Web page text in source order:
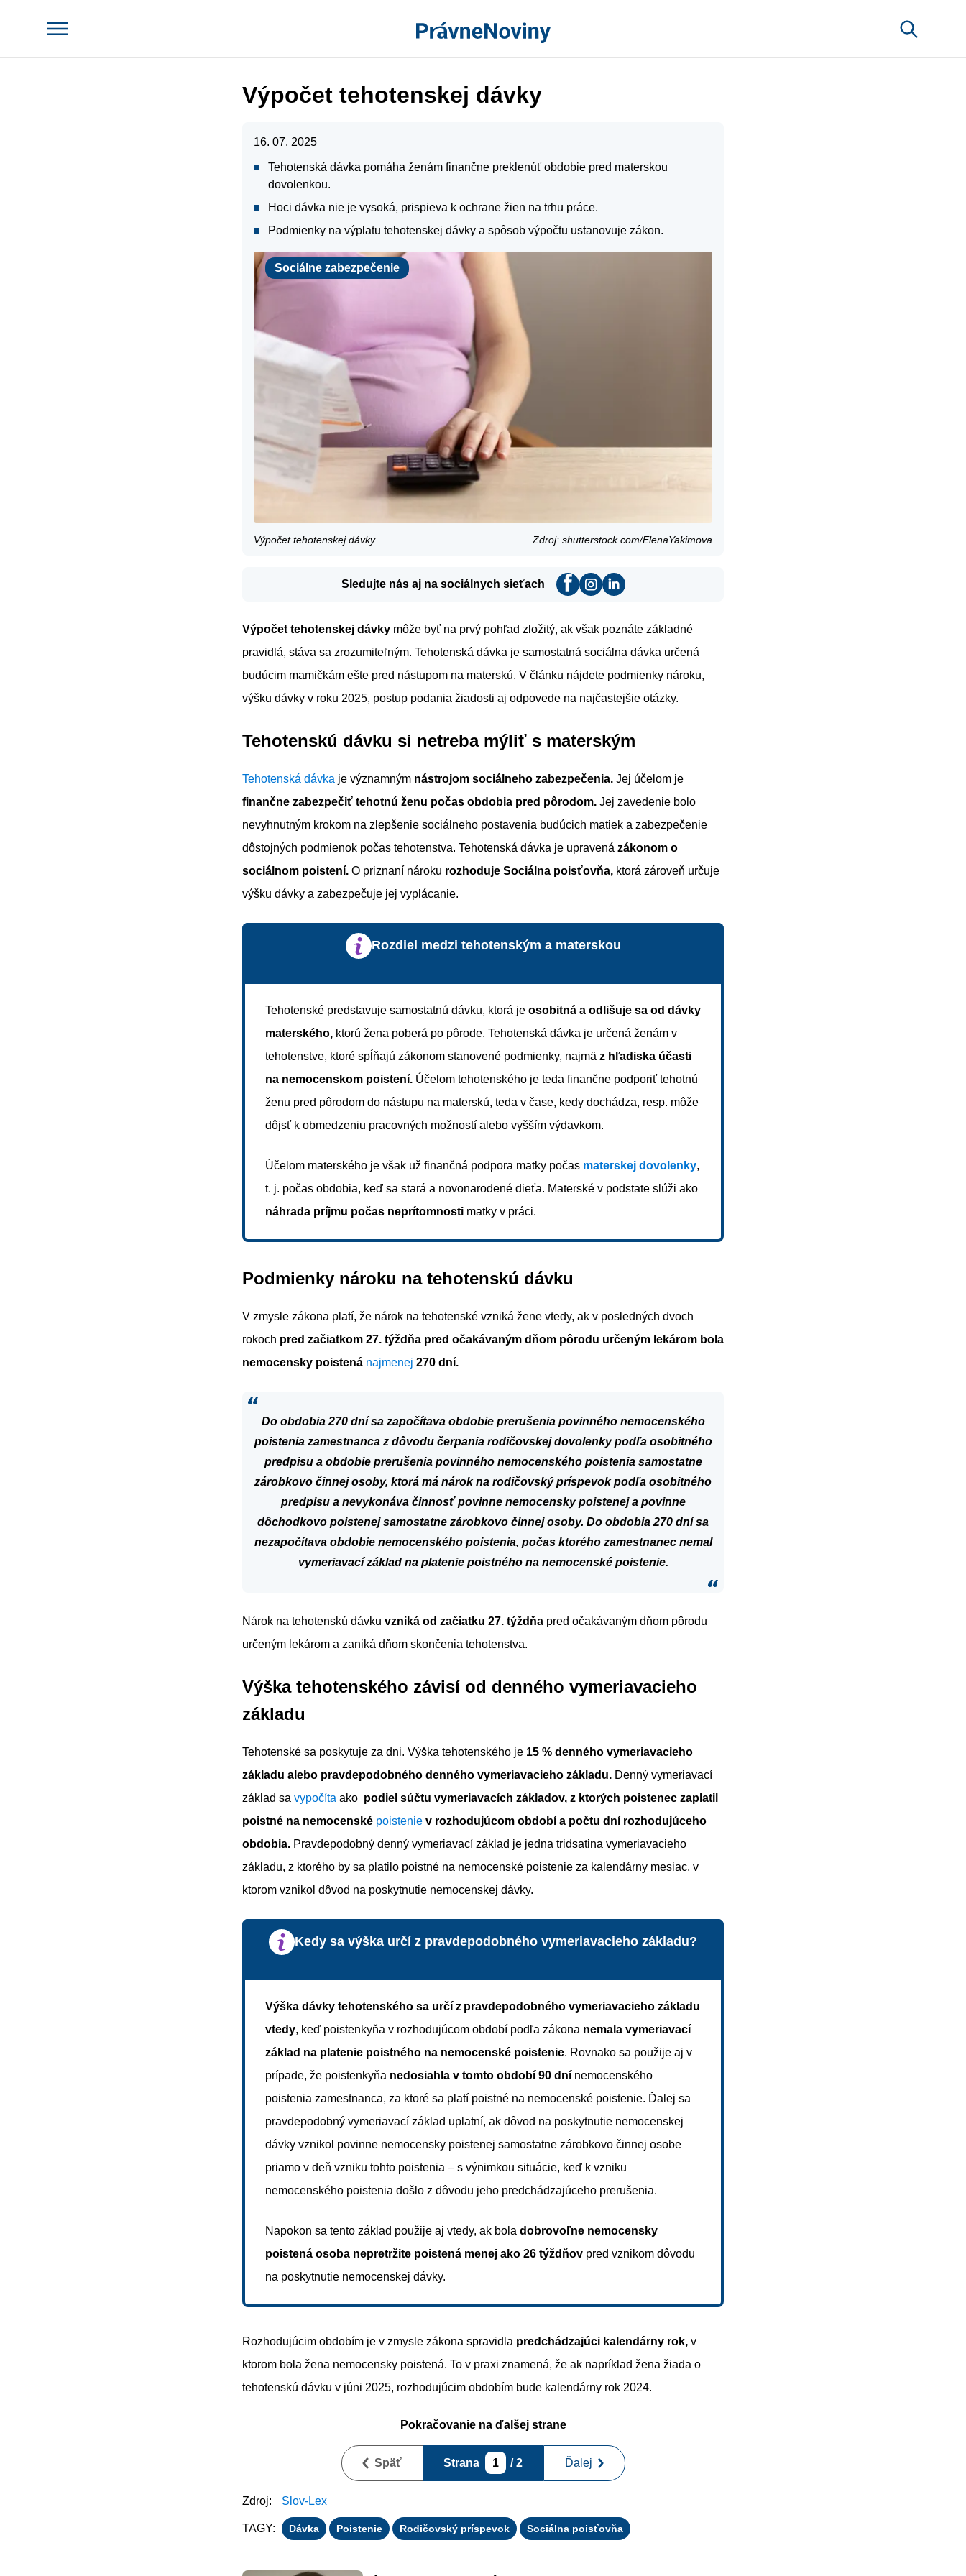
Výpočet tehotenskej dávky
16. 07. 2025
Tehotenská dávka pomáha ženám finančne preklenúť obdobie pred materskou
dovolenkou.
Hoci dávka nie je vysoká, prispieva k ochrane žien na trhu práce.
Podmienky na výplatu tehotenskej dávky a spôsob výpočtu ustanovuje zákon.
Sociálne zabezpečenie
Sociálne zabezpečenie
Výpočet tehotenskej dávky Zdroj: shutterstock.com/ElenaYakimova
Sledujte nás aj na sociálnych sieťach
Výpočet tehotenskej dávky môže byť na prvý pohľad zložitý, ak však poznáte základné
pravidlá, stáva sa zrozumiteľným. Tehotenská dávka je samostatná sociálna dávka určená
budúcim mamičkám ešte pred nástupom na materskú. V článku nájdete podmienky nároku,
výšku dávky v roku 2025, postup podania žiadosti aj odpovede na najčastejšie otázky.
Tehotenskú dávku si netreba mýliť s materským
Tehotenská dávka je významným nástrojom sociálneho zabezpečenia. Jej účelom je
finančne zabezpečiť tehotnú ženu počas obdobia pred pôrodom. Jej zavedenie bolo
nevyhnutným krokom na zlepšenie sociálneho postavenia budúcich matiek a zabezpečenie
dôstojných podmienok počas tehotenstva. Tehotenská dávka je upravená zákonom o
sociálnom poistení. O priznaní nároku rozhoduje Sociálna poisťovňa, ktorá zároveň určuje
výšku dávky a zabezpečuje jej vyplácanie.
Rozdiel medzi tehotenským a materskou
Tehotenské predstavuje samostatnú dávku, ktorá je osobitná a odlišuje sa od dávky
materského, ktorú žena poberá po pôrode. Tehotenská dávka je určená ženám v
tehotenstve, ktoré spĺňajú zákonom stanovené podmienky, najmä z hľadiska účasti
na nemocenskom poistení. Účelom tehotenského je teda finančne podporiť tehotnú
ženu pred pôrodom do nástupu na materskú, teda v čase, kedy dochádza, resp. môže
dôjsť k obmedzeniu pracovných možností alebo vyšším výdavkom.
Účelom materského je však už finančná podpora matky počas materskej dovolenky,
t. j. počas obdobia, keď sa stará a novonarodené dieťa. Materské v podstate slúži ako
náhrada príjmu počas neprítomnosti matky v práci.
Podmienky nároku na tehotenskú dávku
V zmysle zákona platí, že nárok na tehotenské vzniká žene vtedy, ak v posledných dvoch
rokoch pred začiatkom 27. týždňa pred očakávaným dňom pôrodu určeným lekárom bola
nemocensky poistená najmenej 270 dní.
Do obdobia 270 dní sa započítava obdobie prerušenia povinného nemocenského
poistenia zamestnanca z dôvodu čerpania rodičovskej dovolenky podľa osobitného
predpisu a obdobie prerušenia povinného nemocenského poistenia samostatne
zárobkovo činnej osoby, ktorá má nárok na rodičovský príspevok podľa osobitného
predpisu a nevykonáva činnosť povinne nemocensky poistenej a povinne
dôchodkovo poistenej samostatne zárobkovo činnej osoby. Do obdobia 270 dní sa
nezapočítava obdobie nemocenského poistenia, počas ktorého zamestnanec nemal
vymeriavací základ na platenie poistného na nemocenské poistenie.
Nárok na tehotenskú dávku vzniká od začiatku 27. týždňa pred očakávaným dňom pôrodu
určeným lekárom a zaniká dňom skončenia tehotenstva.
Výška tehotenského závisí od denného vymeriavacieho
základu
Tehotenské sa poskytuje za dni. Výška tehotenského je 15 % denného vymeriavacieho
základu alebo pravdepodobného denného vymeriavacieho základu. Denný vymeriavací
základ sa vypočíta ako podiel súčtu vymeriavacích základov, z ktorých poistenec zaplatil
poistné na nemocenské poistenie v rozhodujúcom období a počtu dní rozhodujúceho
obdobia. Pravdepodobný denný vymeriavací základ je jedna tridsatina vymeriavacieho
základu, z ktorého by sa platilo poistné na nemocenské poistenie za kalendárny mesiac, v
ktorom vznikol dôvod na poskytnutie nemocenskej dávky.
Kedy sa výška určí z pravdepodobného vymeriavacieho základu?
Výška dávky tehotenského sa určí z pravdepodobného vymeriavacieho základu
vtedy, keď poistenkyňa v rozhodujúcom období podľa zákona nemala vymeriavací
základ na platenie poistného na nemocenské poistenie. Rovnako sa použije aj v
prípade, že poistenkyňa nedosiahla v tomto období 90 dní nemocenského
poistenia zamestnanca, za ktoré sa platí poistné na nemocenské poistenie. Ďalej sa
pravdepodobný vymeriavací základ uplatní, ak dôvod na poskytnutie nemocenskej
dávky vznikol povinne nemocensky poistenej samostatne zárobkovo činnej osobe
priamo v deň vzniku tohto poistenia – s výnimkou situácie, keď k vzniku
nemocenského poistenia došlo z dôvodu jeho predchádzajúceho prerušenia.
Napokon sa tento základ použije aj vtedy, ak bola dobrovoľne nemocensky
poistená osoba nepretržite poistená menej ako 26 týždňov pred vznikom dôvodu
na poskytnutie nemocenskej dávky.
Rozhodujúcim obdobím je v zmysle zákona spravidla predchádzajúci kalendárny rok, v
ktorom bola žena nemocensky poistená. To v praxi znamená, že ak napríklad žena žiada o
tehotenskú dávku v júni 2025, rozhodujúcim obdobím bude kalendárny rok 2024.
Pokračovanie na ďalšej strane
Späť Strana 1 / 2 Ďalej
Zdroj: Slov-Lex
TAGY: Dávka Poistenie Rodičovský príspevok Sociálna poisťovňa